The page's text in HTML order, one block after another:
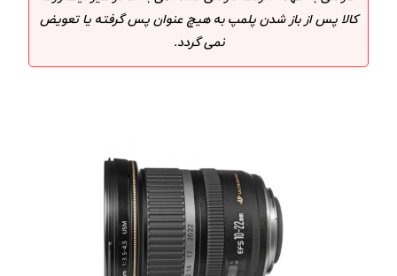
کالا پس از باز شدن پلمپ به هیچ عنوان پس گرفته یا تعویض
نمی گردد.